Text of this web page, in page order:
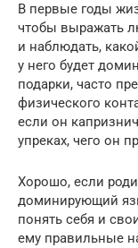
В первые годы
чтобы выражать
и наблюдать,
у него будет
подарки, часто
физического
если он
упреках, чего он
Хорошо, если
доминирующий
понять себя и
ему правильные